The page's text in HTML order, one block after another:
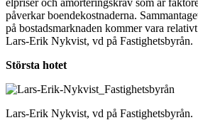
påverkar boendekostnaderna.
på bostadsmarknaden kommer vara
Lars-Erik Nykvist, vd på Fastighetsbyrån.
Största hotet
Lars-Erik Nykvist, vd på Fastighetsbyrån.